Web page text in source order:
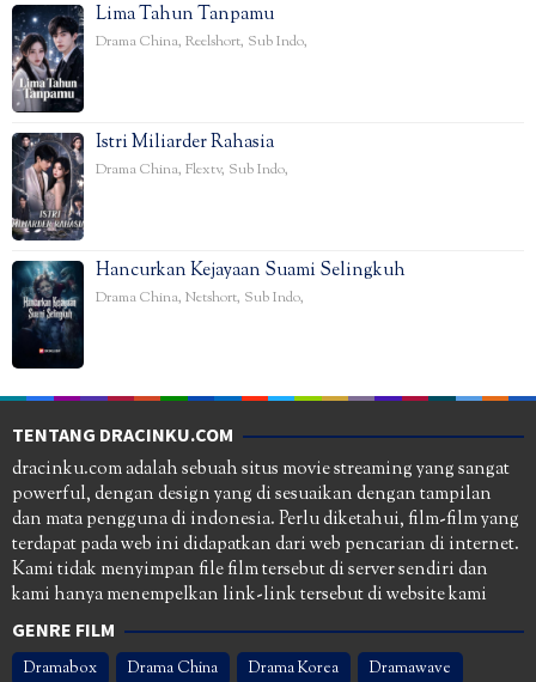
Lima Tahun Tanpamu
Drama China, Reelshort, Sub Indo,
Istri Miliarder Rahasia
Drama China, Flextv, Sub Indo,
Hancurkan Kejayaan Suami Selingkuh
Drama China, Netshort, Sub Indo,
TENTANG DRACINKU.COM
dracinku.com adalah sebuah situs movie streaming yang sangat
powerful, dengan design yang di sesuaikan dengan tampilan
dan mata pengguna di indonesia. Perlu diketahui, film-film yang
terdapat pada web ini didapatkan dari web pencarian di internet.
Kami tidak menyimpan file film tersebut di server sendiri dan
kami hanya menempelkan link-link tersebut di website kami
GENRE FILM
Dramabox Drama China Drama Korea Dramawave